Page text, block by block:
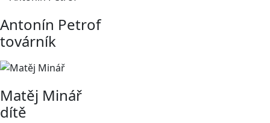
Antonín Petrof
továrník
Matěj Minář
dítě